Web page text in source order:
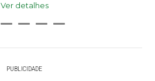
Ver detalhes
PUBLICIDADE